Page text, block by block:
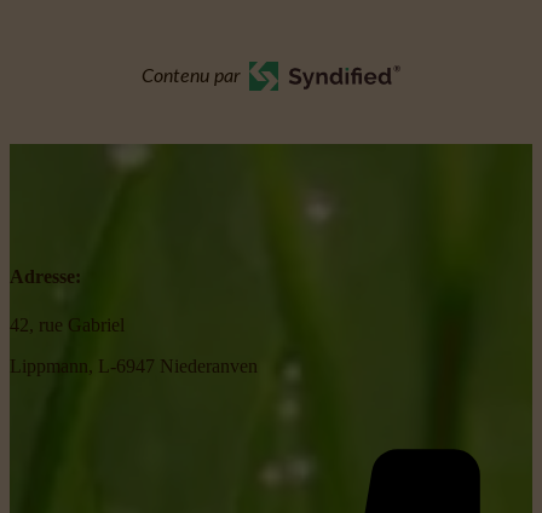
Contenu par
Adresse:
42, rue Gabriel
Lippmann, L-6947 Niederanven